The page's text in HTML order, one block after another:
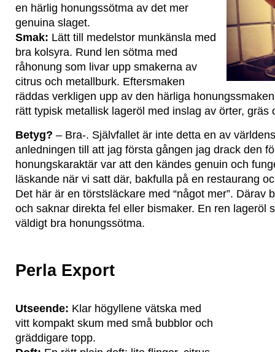
en härlig honungssötma av det mer
genuina slaget.
Smak: Lätt till medelstor munkänsla med
bra kolsyra. Rund len sötma med
råhonung som livar upp smakerna av
citrus och metallburk. Eftersmaken
räddas verkligen upp av den härliga
rätt typisk metallisk lageröl med inslag av örter, gräs
Betyg? – Bra-. Självfallet är inte detta en av
anledningen till att jag första gången jag drack den
honungskaraktär var att den kändes genuin och
läskande när vi satt där, bakfulla på en restaurang
Det här är en törstsläckare med “något mer”. Därav
och saknar direkta fel eller bismaker. En ren lageröl
väldigt bra honungssötma.
Perla Export
Utseende: Klar högyllene vätska med
vitt kompakt skum med små bubblor och
gräddigare topp.